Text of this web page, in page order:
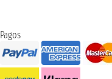
Pagos